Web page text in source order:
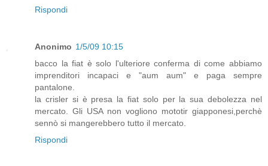
Rispondi
Anonimo 1/5/09 10:15
bacco la fiat è solo l'ulteriore conferma di come abbiamo
imprenditori incapaci e "aum aum" e paga sempre
pantalone.
la crisler si è presa la fiat solo per la sua debolezza nel
mercato. Gli USA non vogliono mototir giapponesi,perchè
sennò si mangerebbero tutto il mercato.
Rispondi